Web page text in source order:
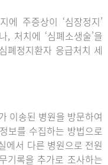
에 주증상이 ‘심장정지’
, 처치에 ‘심폐소생술’을
폐정지환자 응급처치 세
이송된 병원을 방문하여
보를 수집하는 방법으로
에서 다른 병원으로 전원
기록을 추가로 조사하는